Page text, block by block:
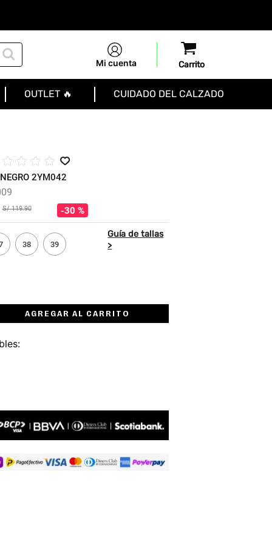
Mi cuenta
OUTLET 🔥 CUIDADO DEL CALZADO
☆ ☆ ☆ ☆
2YM042
S/ 119.90 30 %
38 39
AGREGAR AL CARRITO